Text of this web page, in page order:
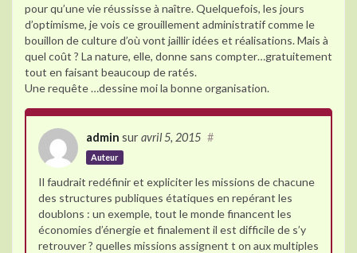
pour qu’une vie réussisse à naître. Quelquefois, les jours
d’optimisme, je vois ce grouillement administratif comme le
bouillon de culture d’où vont jaillir idées et réalisations. Mais à
quel coût ? La nature, elle, donne sans compter…gratuitement
tout en faisant beaucoup de ratés.
Une requête …dessine moi la bonne organisation.
admin sur avril 5, 2015
Auteur
#
Il faudrait redéfinir et expliciter les missions de chacune
des structures publiques étatiques en repérant les
doublons : un exemple, tout le monde financent les
économies d’énergie et finalement il est difficile de s’y
retrouver ? quelles missions assignent t on aux multiples